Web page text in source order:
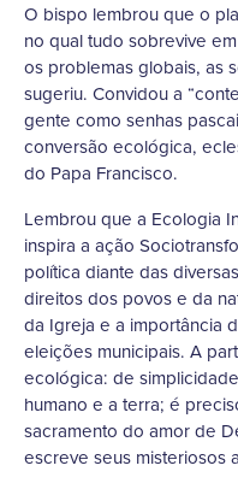
O bispo lembrou que o
no qual tudo sobrevive
os problemas globais, as
sugeriu. Convidou a
gente como senhas
conversão ecológica,
do Papa Francisco.
Lembrou que a Ecologia
inspira a ação
política diante das
direitos dos povos e da
da Igreja e a importância
eleições municipais. A
ecológica: de
humano e a terra; é
sacramento do amor de
escreve seus misteriosos